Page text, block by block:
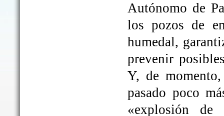
Autónomo de
los pozos de
humedal,
prevenir
Y, de
pasado poco
«explosión